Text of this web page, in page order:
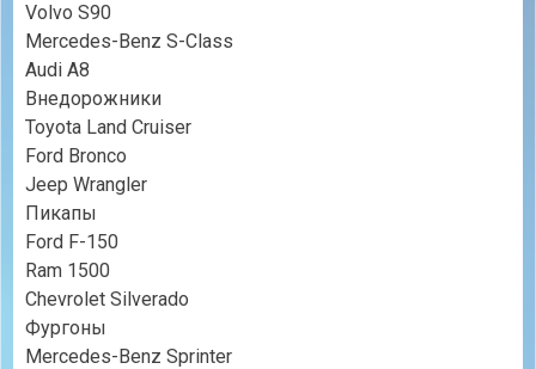
Volvo S90
Mercedes-Benz S-Class
Audi A8
Внедорожники
Toyota Land Cruiser
Ford Bronco
Jeep Wrangler
Пикапы
Ford F-150
Ram 1500
Chevrolet Silverado
Фургоны
Mercedes-Benz Sprinter